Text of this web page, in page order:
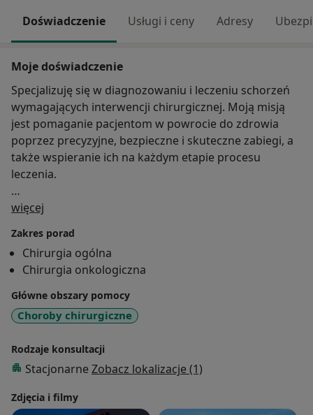
Doświadczenie Usługi i ceny Adresy
Moje doświadczenie
Specjalizuję się w diagnozowaniu i leczeniu schorzeń
wymagających interwencji chirurgicznej. Moją misją
jest pomaganie pacjentom w powrocie do zdrowia
poprzez precyzyjne, bezpieczne i skuteczne zabiegi, a
także wspieranie ich na każdym etapie procesu
leczenia.
W swojej pracy zajmuję się m.in. wykonywaniem
zmian skórnych i podskórnych, leczeniem przepuklin,
a także chirurgiczną diagnostyką nowotworów.
Współpracuję z innymi specjalistami, aby zapewnić
pacjentom kompleksową opiekę i skuteczne leczenie.
Udzielam konsultacji onkologicznych.
więcej
Zakres porad
Chirurgia ogólna
Chirurgia onkologiczna
Główne obszary pomocy
Choroby chirurgiczne
Rodzaje konsultacji
Stacjonarne Zobacz lokalizacje (1)
Zdjęcia i filmy